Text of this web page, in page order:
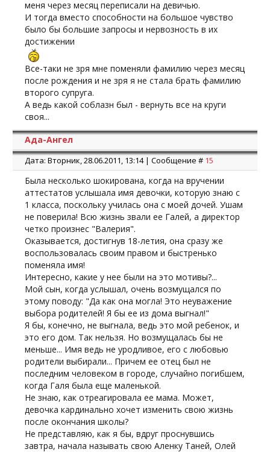
меня через месяц переписали на девичью.
И тогда вместо способности на большое чувство
было бы большие запросы и нервозность в их
достижении
Все-таки не зря мне поменяли фамилию через месяц
после рождения и не зря я не стала брать фамилию
второго супруга.
А ведь какой соблазн был - вернуть все на круги
своя...
Ада-Ангел
Дата: Вторник, 28.06.2011, 13:14 | Сообщение # 15
Была несколько шокирована, когда на вручении
аттестатов услышала имя девочки, которую знаю с
1 класса, поскольку училась она с моей дочей. Ушам
не поверила! Всю жизнь звали ее Галей, а директор
четко произнес "Валерия".
Оказывается, достигнув 18-летия, она сразу же
воспользовалась своим правом и быстренько
поменяла имя!
Интересно, какие у нее были на это мотивы?...
Мой сын, когда услышал, очень возмущался по
этому поводу: "Да как она могла! Это неуважение
выбора родителей! Я бы ее из дома выгнал!"
Я бы, конечно, не выгнала, ведь это мой ребенок, и
это его дом. Так нельзя. Но возмущалась бы не
меньше... Имя ведь не уродливое, его с любовью
родители выбирали... Причем ее отец был не
последним человеком в городе, случайно погибшем,
когда Галя была еще маленькой.
Не знаю, как отреагировала ее мама. Может,
девочка кардинально хочет изменить свою жизнь
после окончания школы?
Не представляю, как я бы, вдруг проснувшись
завтра, начала называть свою Аленку Таней, Олей